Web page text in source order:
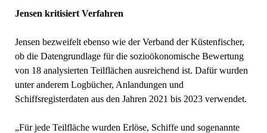
Jensen kritisiert Verfahren
Jensen bezweifelt ebenso wie der Verband der Küstenfischer,
ob die Datengrundlage für die sozioökonomische Bewertung
von 18 analysierten Teilflächen ausreichend ist. Dafür wurden
unter anderem Logbücher, Anlandungen und
Schiffsregisterdaten aus den Jahren 2021 bis 2023 verwendet.
„Für jede Teilfläche wurden Erlöse, Schiffe und sogenannte